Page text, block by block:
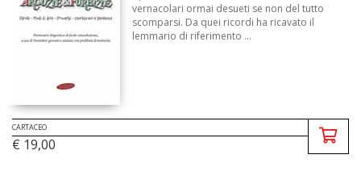
vernacolari ormai desueti se non del tutto
scomparsi. Da quei ricordi ha ricavato il
lemmario di riferimento ...
CARTACEO
€ 19,00